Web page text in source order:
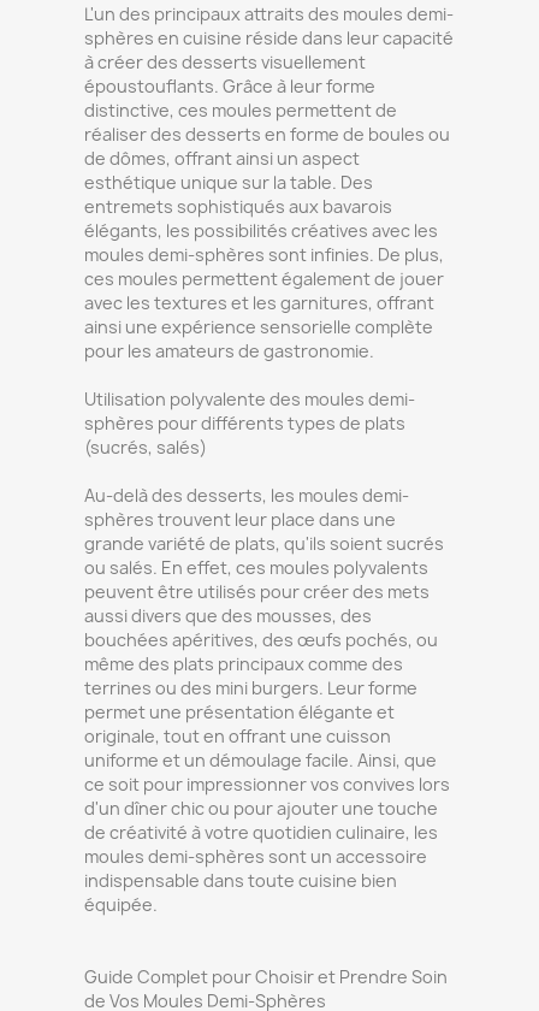
L'un des principaux attraits des moules demi-
sphères en cuisine réside dans leur capacité
à créer des desserts visuellement
époustouflants. Grâce à leur forme
distinctive, ces moules permettent de
réaliser des desserts en forme de boules ou
de dômes, offrant ainsi un aspect
esthétique unique sur la table. Des
entremets sophistiqués aux bavarois
élégants, les possibilités créatives avec les
moules demi-sphères sont infinies. De plus,
ces moules permettent également de jouer
avec les textures et les garnitures, offrant
ainsi une expérience sensorielle complète
pour les amateurs de gastronomie.
Utilisation polyvalente des moules demi-
sphères pour différents types de plats
(sucrés, salés)
Au-delà des desserts, les moules demi-
sphères trouvent leur place dans une
grande variété de plats, qu'ils soient sucrés
ou salés. En effet, ces moules polyvalents
peuvent être utilisés pour créer des mets
aussi divers que des mousses, des
bouchées apéritives, des œufs pochés, ou
même des plats principaux comme des
terrines ou des mini burgers. Leur forme
permet une présentation élégante et
originale, tout en offrant une cuisson
uniforme et un démoulage facile. Ainsi, que
ce soit pour impressionner vos convives lors
d'un dîner chic ou pour ajouter une touche
de créativité à votre quotidien culinaire, les
moules demi-sphères sont un accessoire
indispensable dans toute cuisine bien
équipée.
Guide Complet pour Choisir et Prendre Soin
de Vos Moules Demi-Sphères